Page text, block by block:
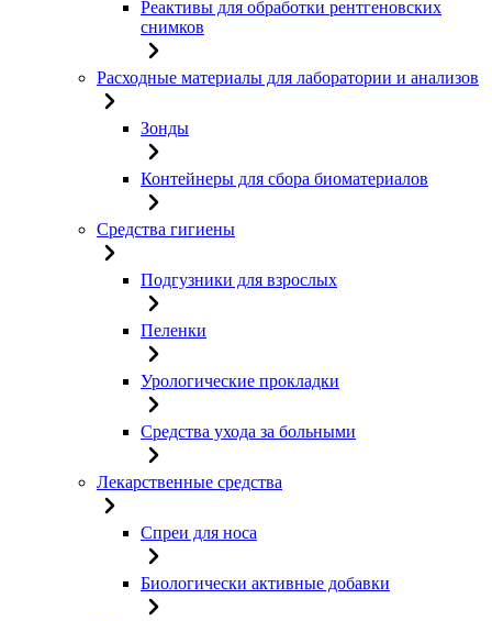
Реактивы для обработки рентгеновских
снимков
Расходные материалы для лаборатории и анализов
Зонды
Контейнеры для сбора биоматериалов
Средства гигиены
Подгузники для взрослых
Пеленки
Урологические прокладки
Средства ухода за больными
Лекарственные средства
Спреи для носа
Биологически активные добавки